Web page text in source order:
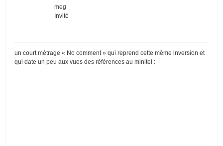
meg
Invité
un court métrage « No comment » qui reprend cette même inversion et
qui date un peu aux vues des références au minitel :